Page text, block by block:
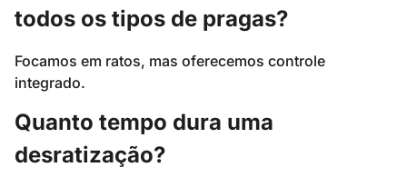
todos os tipos de pragas?
Focamos em ratos, mas oferecemos controle
integrado.
Quanto tempo dura uma
desratização?